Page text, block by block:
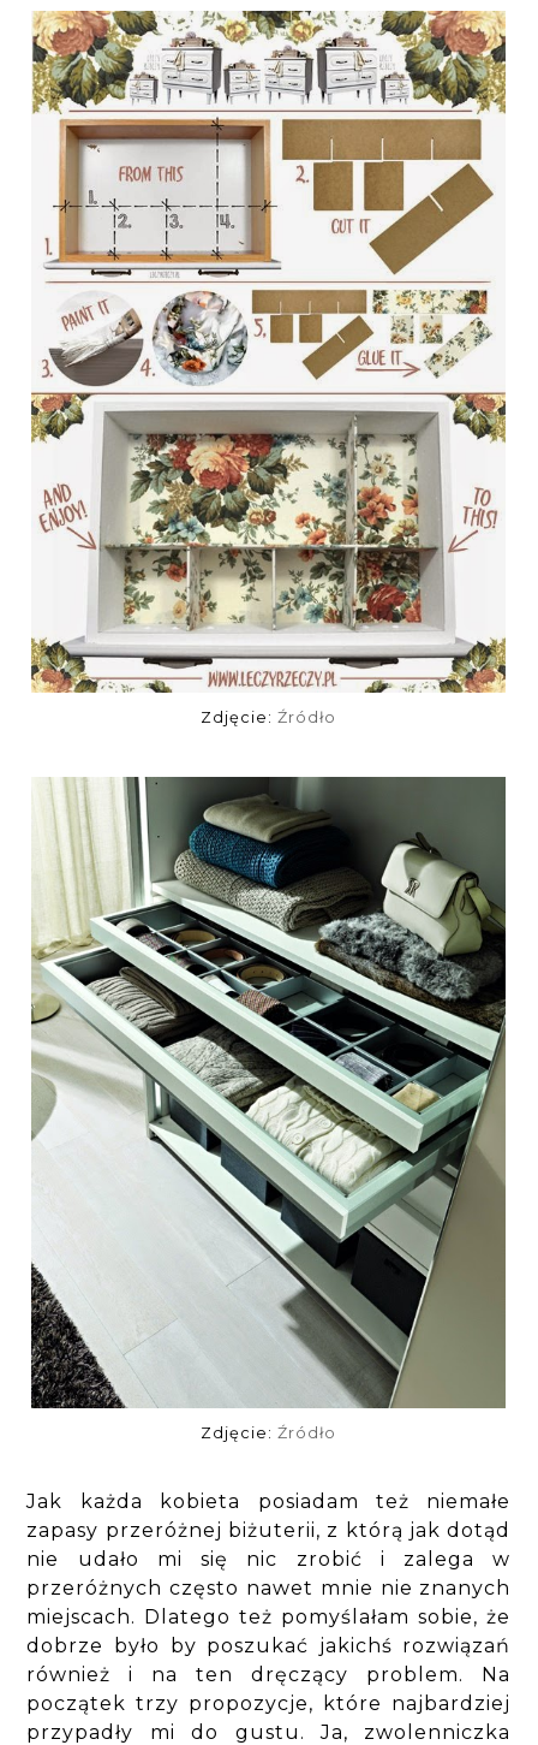
Zdjęcie:Źródło
Zdjęcie:Źródło
Jak każda kobieta posiadam też niemałe
zapasy przeróżnej biżuterii, z którą jak dotąd
nie udało mi się nic zrobić i zalega w
przeróżnych często nawet mnie nie znanych
miejscach. Dlatego też pomyślałam sobie, że
dobrze było by poszukać jakichś rozwiązań
również i na ten dręczący problem. Na
początek trzy propozycje, które najbardziej
przypadły mi do gustu. Ja, zwolenniczka